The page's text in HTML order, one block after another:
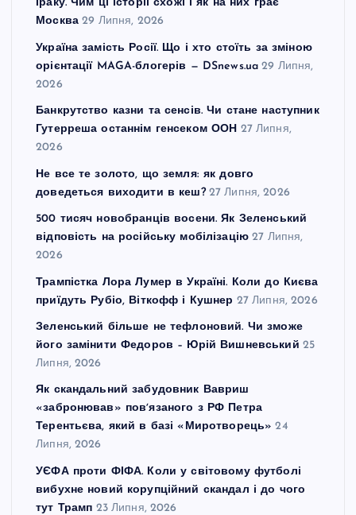
Іраку. Чим ці історії схожі і як на них грає
Москва 29 Липня, 2026
Україна замість Росії. Що і хто стоїть за зміною
орієнтації MAGA-блогерів — DSnews.ua 29 Липня,
2026
Банкрутство казни та сенсів. Чи стане наступник
Гутерреша останнім генсеком ООН 27 Липня,
2026
Не все те золото, що земля: як довго
доведеться виходити в кеш? 27 Липня, 2026
500 тисяч новобранців восени. Як Зеленський
відповість на російську мобілізацію 27 Липня,
2026
Трампістка Лора Лумер в Україні. Коли до Києва
приїдуть Рубіо, Віткофф і Кушнер 27 Липня, 2026
Зеленський більше не тефлоновий. Чи зможе
його замінити Федоров – Юрій Вишневський 25
Липня, 2026
Як скандальний забудовник Вавриш
«забронював» повʼязаного з РФ Петра
Терентьєва, який в базі «Миротворець» 24
Липня, 2026
УЄФА проти ФІФА. Коли у світовому футболі
вибухне новий корупційний скандал і до чого
тут Трамп 23 Липня, 2026